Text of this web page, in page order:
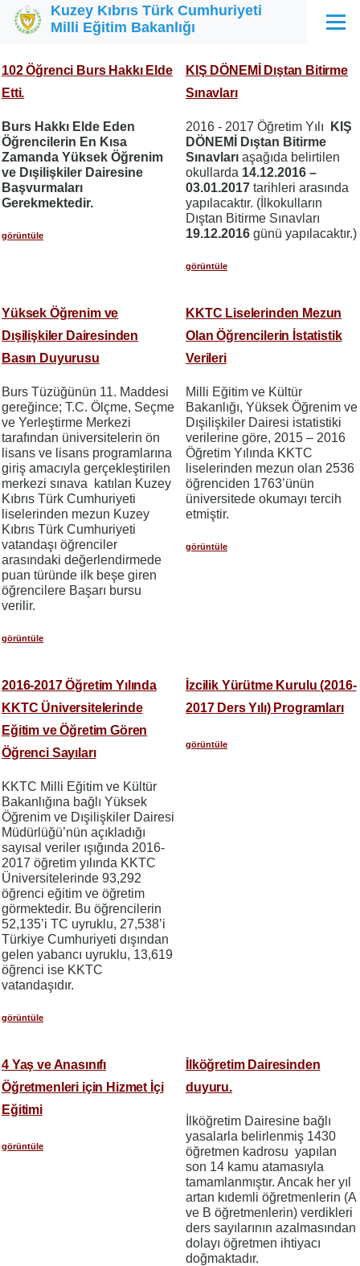
Ana içeriğe atla
Kuzey Kıbrıs Türk Cumhuriyeti
Milli Eğitim Bakanlığı
Menü
102 Öğrenci Burs Hakkı Elde
Etti.
Burs Hakkı Elde Eden
Öğrencilerin En Kısa
Zamanda Yüksek Öğrenim
ve Dışilişkiler Dairesine
Başvurmaları
Gerekmektedir.
görüntüle
KIŞ DÖNEMİ Dıştan Bitirme
Sınavları
2016 - 2017 Öğretim Yılı
KIŞ
DÖNEMİ Dıştan Bitirme
Sınavları aşağıda belirtilen
okullarda 14.12.2016 –
03.01.2017 tarihleri arasında
yapılacaktır. (İlkokulların
Dıştan Bitirme Sınavları
19.12.2016 günü yapılacaktır.)
görüntüle
Yüksek Öğrenim ve
Dışilişkiler Dairesinden
Basın Duyurusu
Burs Tüzüğünün 11. Maddesi
gereğince; T.C. Ölçme, Seçme
ve Yerleştirme Merkezi
tarafından üniversitelerin ön
lisans ve lisans programlarına
giriş amacıyla gerçekleştirilen
merkezi sınava katılan Kuzey
Kıbrıs Türk Cumhuriyeti
liselerinden mezun Kuzey
Kıbrıs Türk Cumhuriyeti
vatandaşı öğrenciler
arasındaki değerlendirmede
puan türünde ilk beşe giren
öğrencilere Başarı bursu
verilir.
görüntüle
KKTC Liselerinden Mezun
Olan Öğrencilerin İstatistik
Verileri
Milli Eğitim ve Kültür
Bakanlığı, Yüksek Öğrenim ve
Dışilişkiler Dairesi istatistiki
verilerine göre, 2015 – 2016
Öğretim Yılında KKTC
liselerinden mezun olan 2536
öğrenciden 1763’ünün
üniversitede okumayı tercih
etmiştir.
görüntüle
2016-2017 Öğretim Yılında
KKTC Üniversitelerinde
Eğitim ve Öğretim Gören
Öğrenci Sayıları
KKTC Milli Eğitim ve Kültür
Bakanlığına bağlı Yüksek
Öğrenim ve Dışilişkiler Dairesi
Müdürlüğü’nün açıkladığı
sayısal veriler ışığında 2016-
2017 öğretim yılında KKTC
Üniversitelerinde 93,292
öğrenci eğitim ve öğretim
görmektedir. Bu öğrencilerin
52,135’i TC uyruklu, 27,538’i
Türkiye Cumhuriyeti dışından
gelen yabancı uyruklu, 13,619
öğrenci ise KKTC
vatandaşıdır.
görüntüle
İzcilik Yürütme Kurulu (2016-
2017 Ders Yılı) Programları
görüntüle
4 Yaş ve Anasınıfı
Öğretmenleri için Hizmet İçi
Eğitimi
görüntüle
İlköğretim Dairesinden
duyuru.
İlköğretim Dairesine bağlı
yasalarla belirlenmiş 1430
öğretmen kadrosu yapılan
son 14 kamu atamasıyla
tamamlanmıştır. Ancak her yıl
artan kıdemli öğretmenlerin (A
ve B öğretmenlerin) verdikleri
ders sayılarının azalmasından
dolayı öğretmen ihtiyacı
doğmaktadır.